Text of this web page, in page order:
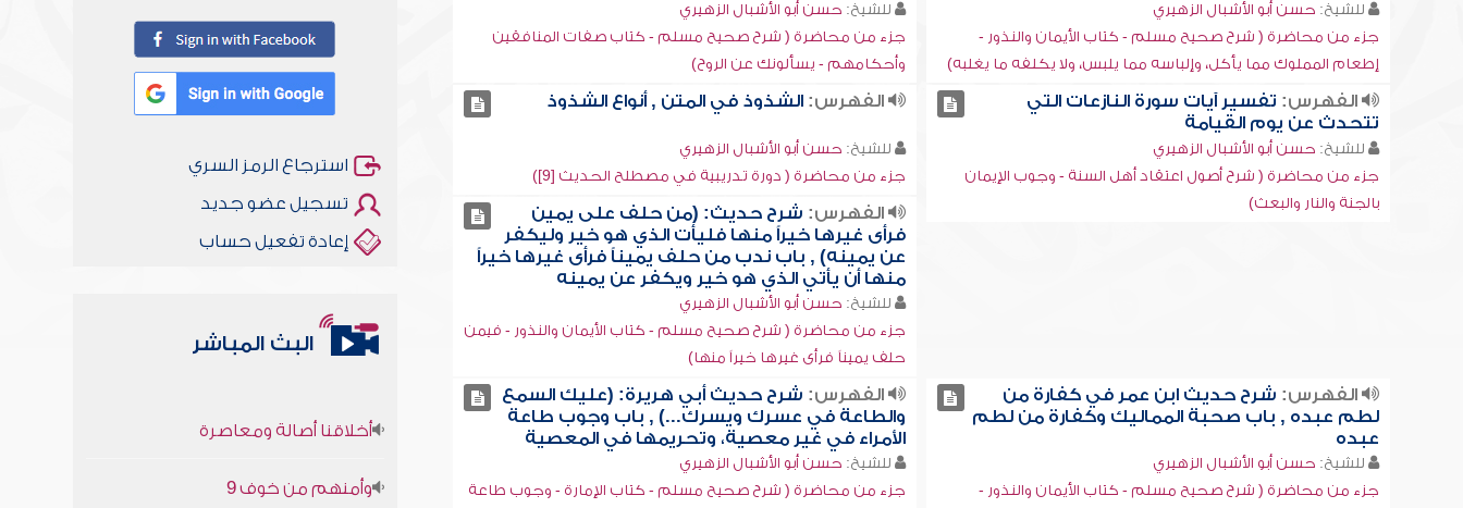
للشيخ: حسن أبو الأشبال الزهيري
جزء من محاضرة ( شرح صحيح مسلم - كتاب الأيمان والنذور -
إطعام المملوك مما يأكل، وإلباسه مما يلبس، ولا يكلفه ما يغلبه)
للشيخ: حسن أبو الأشبال الزهيري
جزء من محاضرة ( شرح صحيح مسلم - كتاب ‏صفات المنافقين
وأحكامهم - يسألونك عن الروح)
الفهرس: تفسير آيات سورة النازعات التي
تتحدث عن يوم القيامة
للشيخ: حسن أبو الأشبال الزهيري
جزء من محاضرة ( شرح أصول اعتقاد أهل السنة - وجوب الإيمان
بالجنة والنار والبعث)
الفهرس: الشذوذ في المتن , أنواع الشذوذ
للشيخ: حسن أبو الأشبال الزهيري
جزء من محاضرة ( دورة تدريبية في مصطلح الحديث [9])
الفهرس: شرح حديث: (من حلف على يمين
فرأى غيرها خيراً منها فليأت الذي هو خير وليكفر
عن يمينه) , باب ندب من حلف يميناً فرأى غيرها خيراً
منها أن يأتي الذي هو خير ويكفر عن يمينه
للشيخ: حسن أبو الأشبال الزهيري
جزء من محاضرة ( شرح صحيح مسلم - كتاب الأيمان والنذور - فيمن
حلف يميناً فرأى غيرها خيراً منها)
الفهرس: شرح حديث ابن عمر في كفارة من
لطم عبده , باب صحبة المماليك وكفارة من لطم
عبده
للشيخ: حسن أبو الأشبال الزهيري
جزء من محاضرة ( شرح صحيح مسلم - كتاب الأيمان والنذور -
الفهرس: شرح حديث أبي هريرة: (عليك السمع
والطاعة في عسرك ويسرك...) , باب وجوب طاعة
الأمراء في غير معصية، وتحريمها في المعصية
للشيخ: حسن أبو الأشبال الزهيري
جزء من محاضرة ( شرح صحيح مسلم - كتاب الإمارة - وجوب طاعة
استرجاع الرمز السري
تسجيل عضو جديد
إعادة تفعيل حساب
البث المباشر